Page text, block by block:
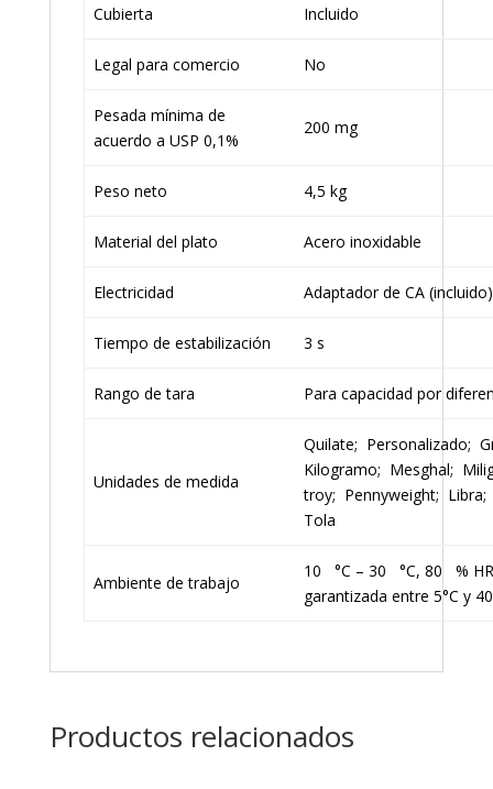
Cubierta Incluido
Legal para comercio No
Pesada mínima de
acuerdo a USP 0,1%
200 mg
Peso neto 4,5 kg
Material del plato Acero inoxidable
Electricidad Adaptador de CA (incluido)
Tiempo de estabilización 3 s
Rango de tara Para capacidad por
Unidades de medida
Quilate; Personalizado;
Kilogramo; Mesghal;
troy; Pennyweight;
Tola
Ambiente de trabajo
10 °C – 30 °C, 80 %
garantizada entre 5°C y
Productos relacionados